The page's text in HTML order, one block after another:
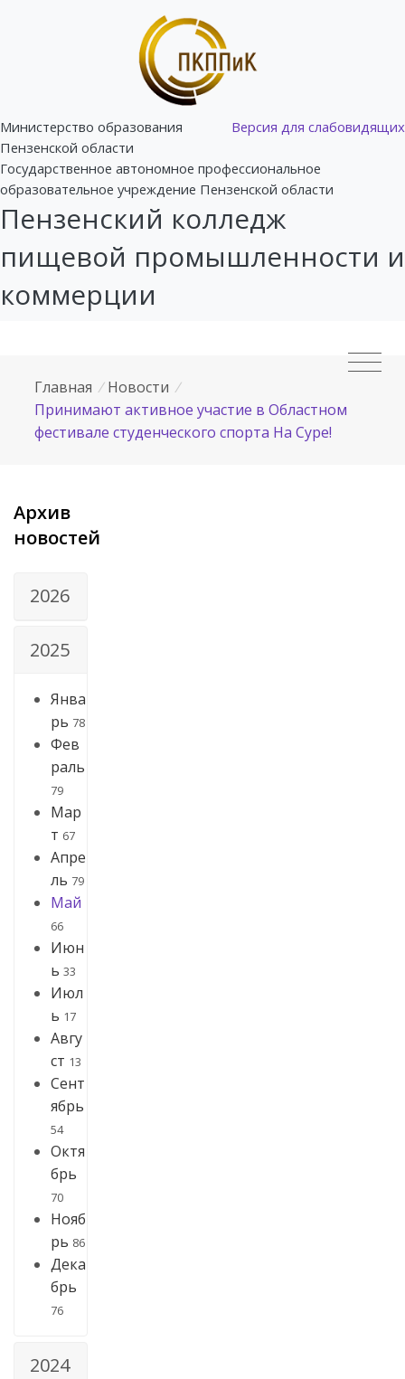
Версия для слабовидящих
Министерство образования
Пензенской области
Государственное автономное профессиональное
образовательное учреждение Пензенской области
Пензенский колледж
пищевой промышленности и
коммерции
Главная / Новости /
Принимают активное участие в Областном
фестивале студенческого спорта На Суре!
Архив
новостей
2026
2025
Янва
рь 78
Фев
раль
79
Мар
т 67
Апре
ль 79
Май
66
Июн
ь 33
Июл
ь 17
Авгу
ст 13
Сент
ябрь
54
Октя
брь
70
Нояб
рь 86
Дека
брь
76
2024